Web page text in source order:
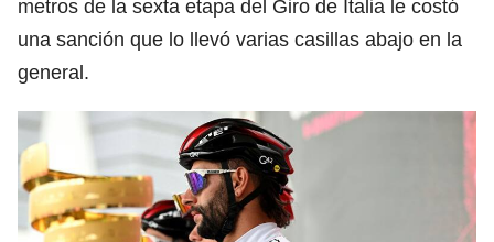
metros de la sexta etapa del Giro de Italia le costó
una sanción que lo llevó varias casillas abajo en la
general.